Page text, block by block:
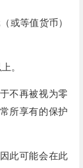
或等值货币）
。
不再被视为零
所享有的保护
此可能会在此